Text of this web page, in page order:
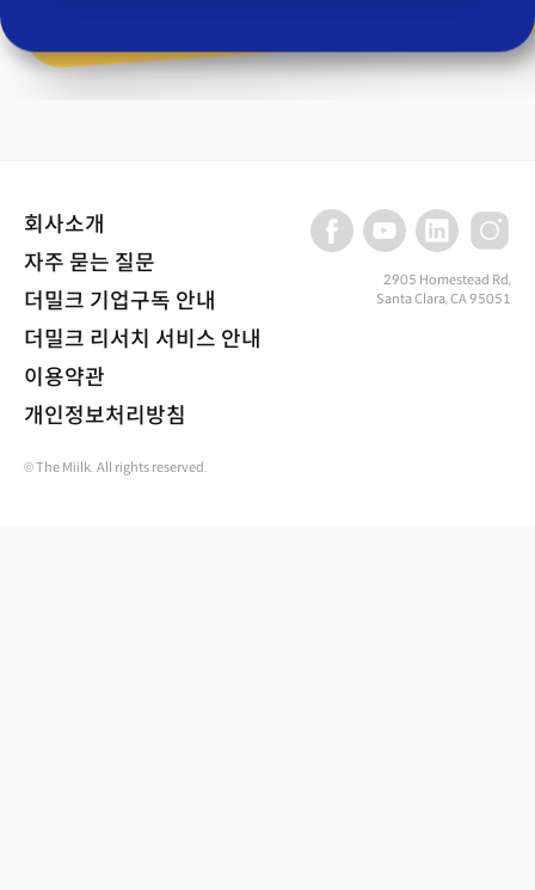
회사소개
자주 묻는 질문
더밀크 기업구독 안내
더밀크 리서치 서비스 안내
이용약관
개인정보처리방침
2905 Homestead Rd,
Santa Clara, CA 95051
© The Miilk. All rights reserved.